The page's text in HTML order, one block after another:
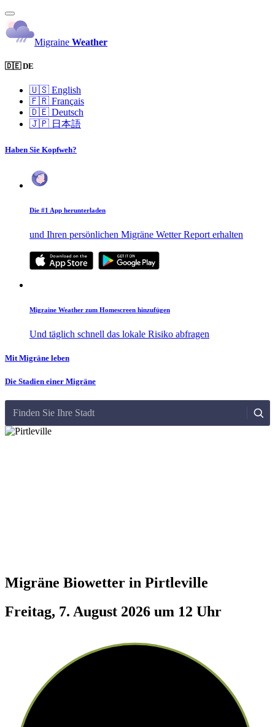
Migraine Weather
🇩🇪 DE
🇺🇸 English
🇫🇷 Français
🇩🇪 Deutsch
🇯🇵 日本語
Haben Sie Kopfweh?
Die #1 App herunterladen
und Ihren persönlichen Migräne Wetter Report erhalten
Migraine Weather zum Homescreen hinzufügen
Und täglich schnell das lokale Risiko abfragen
Mit Migräne leben
Die Stadien einer Migräne
Finden Sie Ihre Stadt
Migräne Biowetter in Pirtleville
Freitag, 7. August 2026 um 12 Uhr